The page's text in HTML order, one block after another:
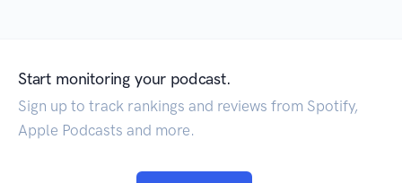
Start monitoring your podcast.
Sign up to track rankings and reviews from Spotify,
Apple Podcasts and more.